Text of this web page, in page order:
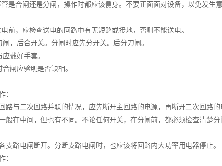
管是合闸还是分闸，操作时都应该侧身。不要正面面对设备，以免发生
前，应检查送电的回路中有无短路或接地，否则不能送电。
，后合开关。分闸时应先分开关。后分刀闸。
戴好手套。
闸应验明是否缺相。
：
路与二次回路并联的情况，应先断开主回路的电源，再断开二次回路的
般在中间，但也有不同。不论任何开关，在分闸前，都必须检查清楚
支路电闸断开。分断支路电闸时，也应该将回路内大功率用电器停止。
：